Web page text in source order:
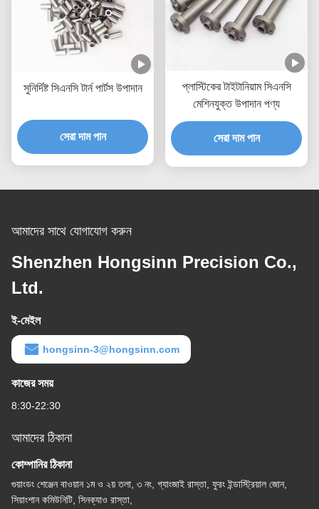
সুনির্দিষ্ট সিএনসি টার্ন পার্টস উপাদান
সেরা দাম পান
প্লাস্টিকের টাইটানিয়াম সিএনসি
মেশিনযুক্ত উপাদান পণ্য
সেরা দাম পান
আমাদের সাথে যোগাযোগ করুন
Shenzhen Hongsinn Precision Co.,
Ltd.
ই-মেইল
hongsinn-3@hongsinn.com
কাজের সময়
8:30-22:30
আমাদের ঠিকানা
কোম্পানির ঠিকানা
গুয়াংডং শেঞ্জেন বাওয়ান ১ম ও ২য় তলা, ৩ নং, গ্যাংজাই রাস্তা, ফুরং ইন্ডাস্ট্রিয়াল জোন,
সিয়াংশান কমিউনিটি, সিনক্যাও রাস্তা,